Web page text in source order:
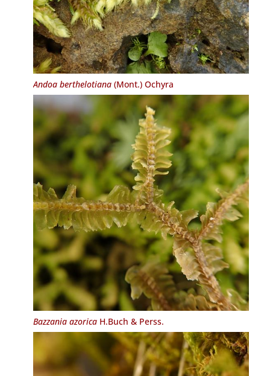
Andoa berthelotiana(Mont.) Ochyra
Bazzania azoricaH.Buch & Perss.